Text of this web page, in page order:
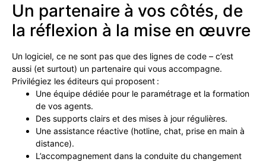
Un partenaire à vos côtés, de
la réflexion à la mise en œuvre
Un logiciel, ce ne sont pas que des lignes de code – c’est
aussi (et surtout) un partenaire qui vous accompagne.
Privilégiez les éditeurs qui proposent :
Une équipe dédiée pour le paramétrage et la formation
de vos agents.
Des supports clairs et des mises à jour régulières.
Une assistance réactive (hotline, chat, prise en main à
distance).
L’accompagnement dans la conduite du changement